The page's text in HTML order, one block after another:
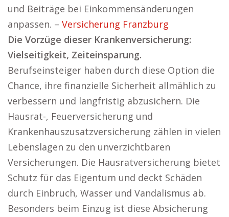
und Beiträge bei Einkommensänderungen
anpassen. – Versicherung Franzburg
Die Vorzüge dieser Krankenversicherung:
Vielseitigkeit, Zeiteinsparung.
Berufseinsteiger haben durch diese Option die
Chance, ihre finanzielle Sicherheit allmählich zu
verbessern und langfristig abzusichern. Die
Hausrat-, Feuerversicherung und
Krankenhauszusatzversicherung zählen in vielen
Lebenslagen zu den unverzichtbaren
Versicherungen. Die Hausratversicherung bietet
Schutz für das Eigentum und deckt Schäden
durch Einbruch, Wasser und Vandalismus ab.
Besonders beim Einzug ist diese Absicherung